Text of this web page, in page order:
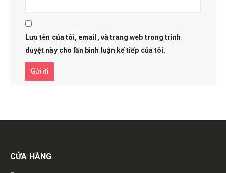
Lưu tên của tôi, email, và trang web trong trình
duyệt này cho lần bình luận kế tiếp của tôi.
Get in touch
CỬA HÀNG